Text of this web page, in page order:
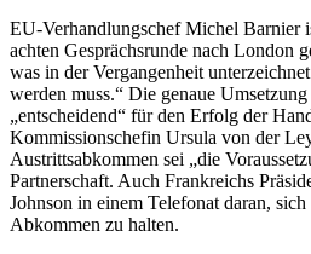
EU-Verhandlungschef Michel Barnier
achten Gesprächsrunde nach London
was in der Vergangenheit
werden muss.“ Die genaue
„entscheidend“ für den Erfolg der
Kommissionschefin Ursula von der
Austrittsabkommen sei „die
Partnerschaft. Auch Frankreichs
Johnson in einem Telefonat daran,
Abkommen zu halten.